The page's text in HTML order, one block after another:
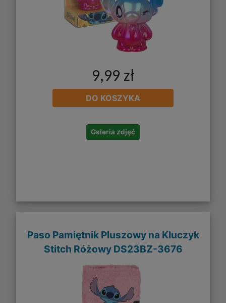
9,99 zł
DO KOSZYKA
Galeria zdjęć
Paso Pamiętnik Pluszowy na Kluczyk
Stitch Różowy DS23BZ-3676